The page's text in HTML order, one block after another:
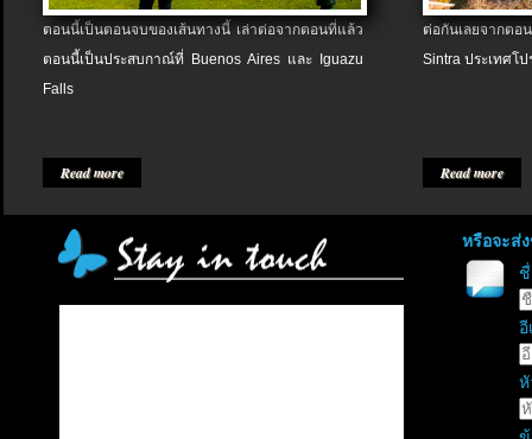
ตอนนี้เป็นตอนจบของเส้นทางนี้ เล่าต่อจากตอนที่แล้ว
ตอนนี้เป็นประสบกาณ์ที่ Buenos Aires และ Iguazu
Falls
Read more
ต่อกันเลยจากต
Sintra ประเทศโป
Read more
หรือจะส่
อี
หั